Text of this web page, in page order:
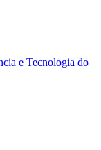
e Tecnologia do